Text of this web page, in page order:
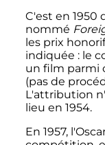
C'est en
nommé
les prix
indiquée : le
un film parmi
(pas de
L'attribution
lieu en 1954.
En 1957,